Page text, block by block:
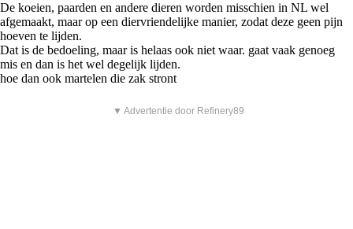
De koeien, paarden en andere dieren worden misschien in NL wel
afgemaakt, maar op een diervriendelijke manier, zodat deze geen pijn
hoeven te lijden.
Dat is de bedoeling, maar is helaas ook niet waar. gaat vaak genoeg
mis en dan is het wel degelijk lijden.
hoe dan ook martelen die zak stront
▼ Advertentie door Refinery89